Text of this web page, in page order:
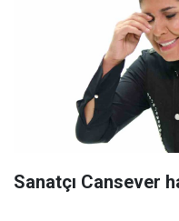
Sanatçı Cansever